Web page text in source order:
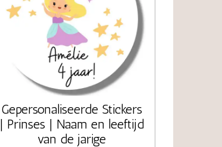
Gepersonaliseerde Stickers
| Prinses | Naam en leeftijd
van de jarige